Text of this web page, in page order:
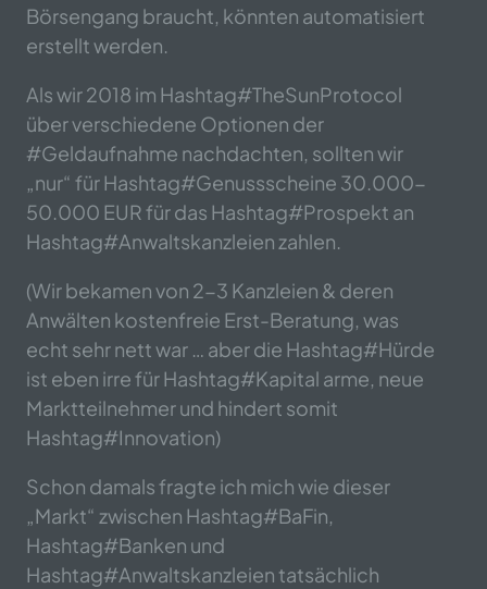
Börsengang braucht, könnten automatisiert
erstellt werden.
Als wir 2018 im Hashtag#TheSunProtocol
über verschiedene Optionen der
#Geldaufnahme nachdachten, sollten wir
„nur“ für Hashtag#Genussscheine 30.000-
50.000 EUR für das Hashtag#Prospekt an
Hashtag#Anwaltskanzleien zahlen.
(Wir bekamen von 2-3 Kanzleien & deren
Anwälten kostenfreie Erst-Beratung, was
echt sehr nett war … aber die Hashtag#Hürde
ist eben irre für Hashtag#Kapital arme, neue
Marktteilnehmer und hindert somit
Hashtag#Innovation)
Schon damals fragte ich mich wie dieser
„Markt“ zwischen Hashtag#BaFin,
Hashtag#Banken und
Hashtag#Anwaltskanzleien tatsächlich